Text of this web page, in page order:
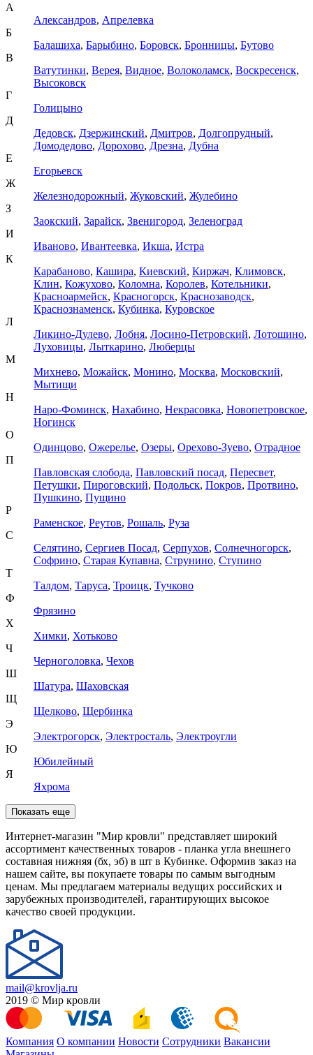
А
Александров, Апрелевка
Б
Балашиха, Барыбино, Боровск, Бронницы, Бутово
В
Ватутинки, Верея, Видное, Волоколамск, Воскресенск,
Высоковск
Г
Голицыно
Д
Дедовск, Дзержинский, Дмитров, Долгопрудный,
Домодедово, Дорохово, Дрезна, Дубна
Е
Егорьевск
Ж
Железнодорожный, Жуковский, Жулебино
З
Заокский, Зарайск, Звенигород, Зеленоград
И
Иваново, Ивантеевка, Икша, Истра
К
Карабаново, Кашира, Киевский, Киржач, Климовск,
Клин, Кожухово, Коломна, Королев, Котельники,
Красноармейск, Красногорск, Краснозаводск,
Краснознаменск, Кубинка, Куровское
Л
Ликино-Дулево, Лобня, Лосино-Петровский, Лотошино,
Луховицы, Лыткарино, Люберцы
М
Михнево, Можайск, Монино, Москва, Московский,
Мытищи
Н
Наро-Фоминск, Нахабино, Некрасовка, Новопетровское,
Ногинск
О
Одинцово, Ожерелье, Озеры, Орехово-Зуево, Отрадное
П
Павловская слобода, Павловский посад, Пересвет,
Петушки, Пироговский, Подольск, Покров, Протвино,
Пушкино, Пущино
Р
Раменское, Реутов, Рошаль, Руза
С
Селятино, Сергиев Посад, Серпухов, Солнечногорск,
Софрино, Старая Купавна, Струнино, Ступино
Т
Талдом, Таруса, Троицк, Тучково
Ф
Фрязино
Х
Химки, Хотьково
Ч
Черноголовка, Чехов
Ш
Шатура, Шаховская
Щ
Щелково, Щербинка
Э
Электрогорск, Электросталь, Электроугли
Ю
Юбилейный
Я
Яхрома
Показать еще
Интернет-магазин "Мир кровли" представляет широкий
ассортимент качественных товаров - планка угла внешнего
составная нижняя (бх, эб) в шт в Кубинке. Оформив заказ на
нашем сайте, вы покупаете товары по самым выгодным
ценам. Мы предлагаем материалы ведущих российских и
зарубежных производителей, гарантирующих высокое
качество своей продукции.
mail@krovlja.ru
2019 © Мир кровли
Компания О компании Новости Сотрудники Вакансии